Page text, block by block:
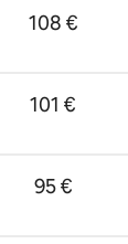
108 €
101 €
95 €